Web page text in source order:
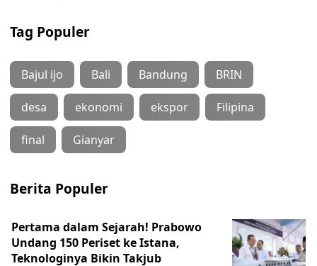
Tag Populer
Bajul ijo Bali Bandung BRIN
desa ekonomi ekspor Filipina
final Gianyar
Berita Populer
Pertama dalam Sejarah! Prabowo
Undang 150 Periset ke Istana,
Teknologinya Bikin Takjub